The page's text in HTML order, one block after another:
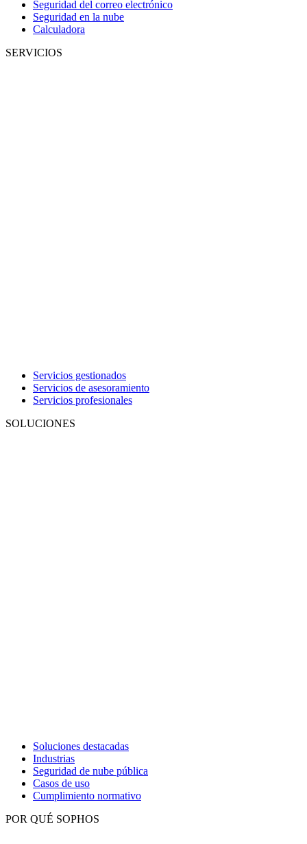
Seguridad del correo electrónico
Seguridad en la nube
Calculadora
SERVICIOS
Servicios gestionados
Servicios de asesoramiento
Servicios profesionales
SOLUCIONES
Soluciones destacadas
Industrias
Seguridad de nube pública
Casos de uso
Cumplimiento normativo
POR QUÉ SOPHOS